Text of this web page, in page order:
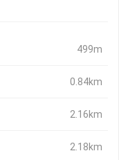
499m
0.84km
2.16km
2.18km